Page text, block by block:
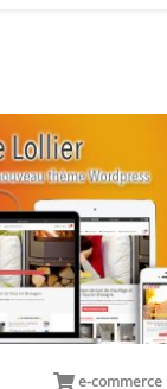
e-commerce